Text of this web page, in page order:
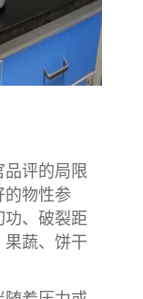
品评的局限
的物性参
功、破裂距
果蔬、饼干